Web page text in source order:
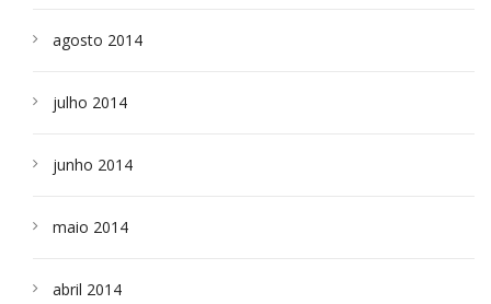
agosto 2014
julho 2014
junho 2014
maio 2014
abril 2014